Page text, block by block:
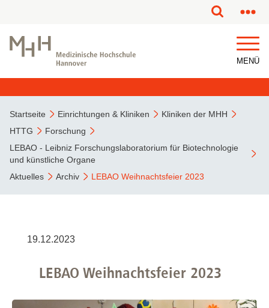
MENÜ
Startseite Einrichtungen & Kliniken
Kliniken der MHH
HTTG
Forschung
LEBAO - Leibniz Forschungslaboratorium für Biotechnologie
und künstliche Organe
Aktuelles
Archiv LEBAO Weihnachtsfeier 2023
19.12.2023
LEBAO Weihnachtsfeier 2023